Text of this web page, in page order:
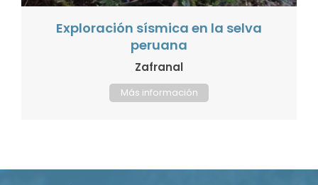
Exploración sísmica en la selva
peruana
Zafranal
Más información